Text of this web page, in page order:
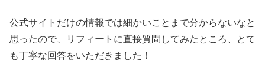
公式サイトだけの情報では細かいことまで分からないなと
思ったので、リフィートに直接質問してみたところ、とて
も丁寧な回答をいただきました！